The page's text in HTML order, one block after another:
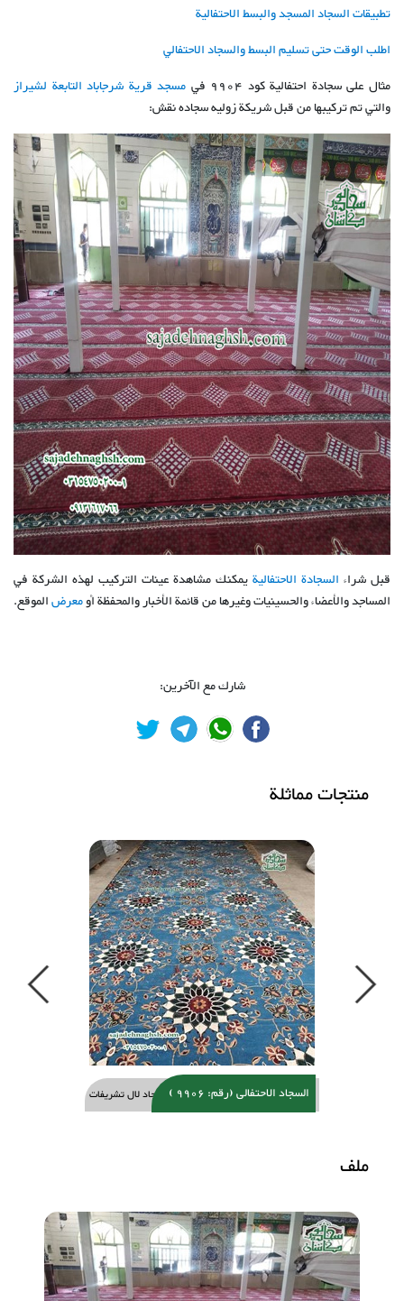
تطبيقات السجاد المسجد والبسط الاحتفالية
اطلب الوقت حتى تسليم البسط والسجاد الاحتفالي
مثال على سجادة احتفالية كود 9904 في
مسجد قرية شرجاباد التابعة لشيراز
والتي تم تركيبها من قبل شریكة زولیه سجاده نقش:
قبل شراء السجادة الاحتفاليةيمكنك مشاهدة عينات التركيب لهذه الشركة في
المساجد والأعضاء والحسينيات وغيرها من قائمة الأخبار والمحفظة أومعرضالموقع.
شارك مع الآخرين:
منتجات مماثلة
Previous
سجاد لال تشریفات السجاد الاحتفالی (رقم: 9906 )
Next
ملف